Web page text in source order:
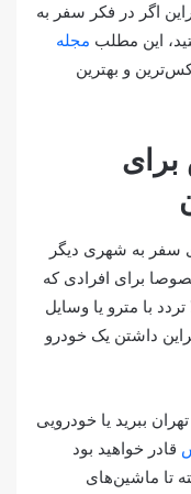
اگر در فکر سفر به
این مطلب مجله
و بهترین
سفر به شهری دیگر
برای افرادی که
با مترو یا وسایل
داشتن یک خودرو
ببرید یا خودرویی
قادر خواهید بود
تا ماشین‌های